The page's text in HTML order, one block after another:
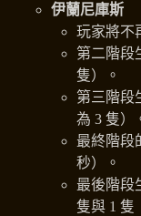
伊蘭尼庫斯
玩家將不
第二階段
隻）。
第三階段
為 3 隻）
最終階段
秒）。
最後階段
隻與 1 隻